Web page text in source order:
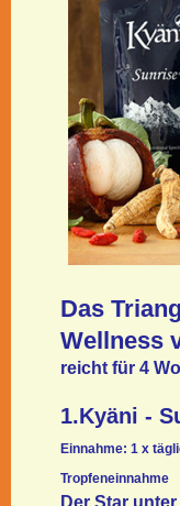
Das
Wellness
reicht für 4
1.Kyäni -
Einnahme: 1 x
Tropfeneinnahme
Der Star